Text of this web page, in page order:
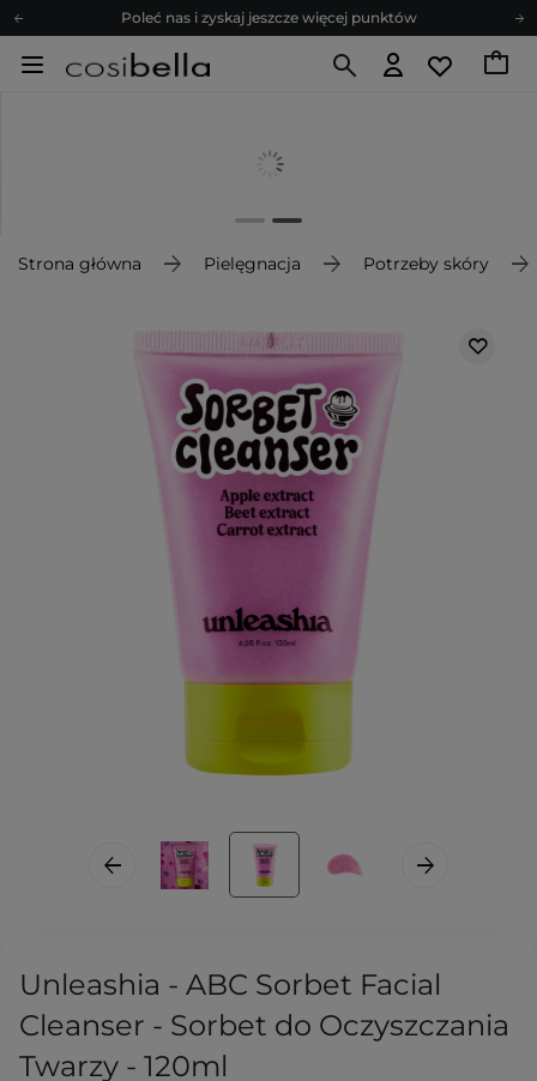
Poleć nas i zyskaj jeszcze więcej punktów
Zapisz się na newsletter pełen porad
Poleć nas i zyskaj jeszcze więcej punktów
Strona główna Pielęgnacja Potrzeby skóry
Unleashia - ABC Sorbet Facial
Cleanser - Sorbet do Oczyszczania
Twarzy - 120ml